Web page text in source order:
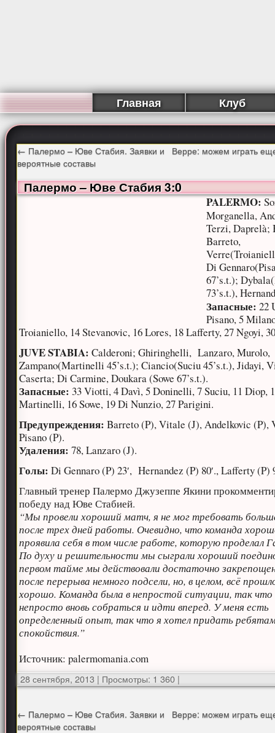
Главная Клуб
← Палермо – Юве Стабия. Заявки и
вероятные составы
Верре: можем играть
Палермо – Юве Стабия 3:0
PALERMO:
Morganella,
Terzi, Daprelà;
Barreto,
Di
67’s.t.);
73’s.t.),
Запасные:22
Pisano, 5
Troianiello, 14 Stevanovic, 16 Lores, 18 Lafferty, 27 Ngoyi,
JUVE STABIA:Calderoni; Ghiringhelli, Lanzaro, Murolo,
Zampano(Martinelli 45’s.t.); Ciancio(Suciu 45’s.t.), Jidayi,
Caserta; Di Carmine, Doukara (Sowe 67’s.t.).
Запасные: 33 Viotti, 4 Davì, 5 Doninelli, 7 Suciu, 11 Diop,
Martinelli, 16 Sowe, 19 Di Nunzio, 27 Parigini.
Предупреждения:Barreto (P), Vitale (J), Andelkovic (P),
Pisano (P).
Удаления: 78, Lanzaro (J).
Голы:Di Gennaro (P) 23′, Hernandez (P) 80′., Lafferty (P)
Главный тренер Палермо Джузеппе Якини
победу над Юве Стабией.
“Мы провели хороший матч, я не мог требовать
после трех дней работы. Очевидно, что команда
проявила себя в том числе работе, которую проделал
По духу и решительности мы сыграли хороший
первом тайме мы действовали достаточно
после перерыва немного подсели, но, в целом, всё
хорошо. Команда была в непростой ситуации, так
непросто вновь собраться и идти вперед. У меня есть
определенный опыт, так что я хотел придать
спокойствия.”
Источник: palermomania.com
28 сентября, 2013 | Просмотры: 1 360 |
← Палермо – Юве Стабия. Заявки и
вероятные составы
Верре: можем играть